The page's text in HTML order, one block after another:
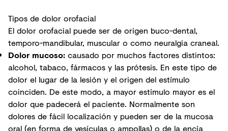
Tipos de dolor orofacial
El dolor orofacial puede ser de origen buco-dental,
temporo-mandibular, muscular o como neuralgia craneal.
Dolor mucoso: causado por muchos factores distintos:
alcohol, tabaco, fármacos y las prótesis. En este tipo de
dolor el lugar de la lesión y el origen del estímulo
coinciden. De este modo, a mayor estímulo mayor es el
dolor que padecerá el paciente. Normalmente son
dolores de fácil localización y pueden ser de la mucosa
oral (en forma de vesículas o ampollas) o de la encía